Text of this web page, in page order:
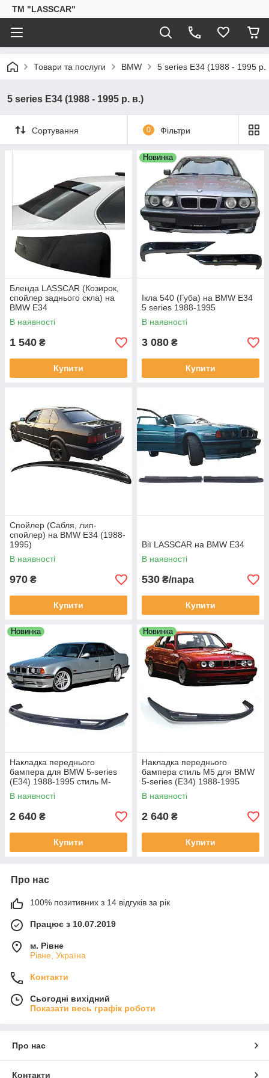
ТМ "LASSCAR"
Товари та послуги BMW 5 series E34 (1988 - 1995 р.
5 series E34 (1988 - 1995 р. в.)
Сортування 0 Фільтри
Бленда LASSCAR (Козирок,
спойлер заднього скла) на
BMW E34
В наявності
1 540 ₴
Купити
Новинка
Ікла 540 (Губа) на BMW E34
5 series 1988-1995
В наявності
3 080 ₴
Купити
Спойлер (Сабля, лип-
спойлер) на BMW E34 (1988-
1995)
В наявності
970 ₴
Купити
Вії LASSCAR на BMW E34
В наявності
530 ₴/пара
Купити
Новинка
Накладка переднього
бампера для BMW 5-series
(E34) 1988-1995 стиль M-
Tech
В наявності
2 640 ₴
Купити
Новинка
Накладка переднього
бампера стиль M5 для BMW
5-series (E34) 1988-1995
В наявності
2 640 ₴
Купити
Про нас
100% позитивних з 14 відгуків за рік
Працює з 10.07.2019
м. Рівне
Рівне, Україна
Контакти
Сьогодні вихідний
Показати весь графік роботи
Про нас
Контакти